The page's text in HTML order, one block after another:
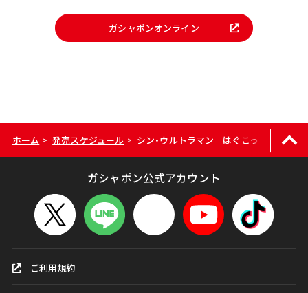
ガシャポンオンライン
ホーム > 発売スケジュール > シン・ウルトラマン はぐこっとーと
ガシャポン公式アカウント
ご利用規約